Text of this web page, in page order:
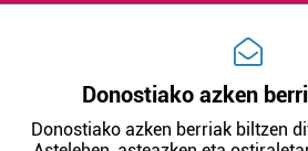
Donostiako azken
Donostiako azken berriak biltzen